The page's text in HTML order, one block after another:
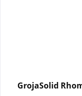
GrojaSolid